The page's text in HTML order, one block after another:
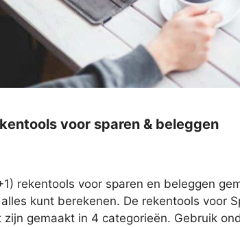
voor sparen & beleggen
rekentools voor sparen en beleggen
kunt berekenen. De rekentools voor
zijn gemaakt in 4 categorieën. Gebruik